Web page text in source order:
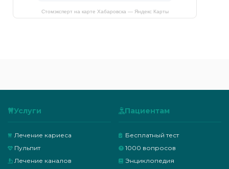
Стомэксперт на карте Хабаровска — Яндекс Карты
Услуги
Лечение кариеса
Пульпит
Лечение каналов
Пациентам
Бесплатный тест
1000 вопросов
Энциклопедия